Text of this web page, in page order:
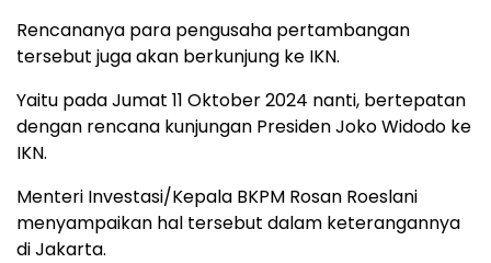
Rencananya para pengusaha pertambangan
tersebut juga akan berkunjung ke IKN.
Yaitu pada Jumat 11 Oktober 2024 nanti, bertepatan
dengan rencana kunjungan Presiden Joko Widodo ke
IKN.
Menteri Investasi/Kepala BKPM Rosan Roeslani
menyampaikan hal tersebut dalam keterangannya
di Jakarta.